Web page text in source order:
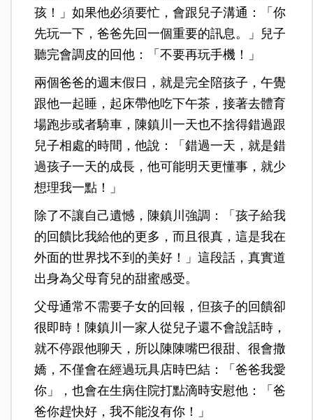
孩！」如果他必須要忙，會跟兒子溝通：「你
先玩一下，爸爸先回一個重要的訊息。」兒子
聽完會調皮的回他：「不要再玩手機！」
兩個爸爸的週末假日，就是完全陪孩子，午覺
跟他一起睡，起床帶他吃下午茶，接著去體育
場跑步或者騎車，陳鎮川一天也不捨得錯過跟
兒子相處的時間，他說：「錯過一天，就是錯
過孩子一天的成長，他可能明天更懂事，就少
想理我一點！」
除了不讓自己遺憾，陳鎮川強調：「孩子給我
的回饋比我給他的更多，而且很真，這是我在
外面的世界找不到的美好！」這段話，真實道
出身為父母育兒的甜蜜感受。
父母通常不需要子女的回報，但孩子的回饋卻
很即時！陳鎮川一家人從兒子還不會說話時，
就不停跟他聊天，所以陳陳嘴巴很甜、很會撒
嬌，不僅會在經過玩具店時巴結：「爸爸我愛
你」，也會在生病住院打點滴時安慰他：「爸
爸你趕快好，我不能沒有你！」